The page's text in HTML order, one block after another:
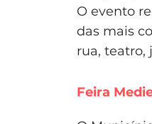
O evento
das mais
rua, teatro,
Feira